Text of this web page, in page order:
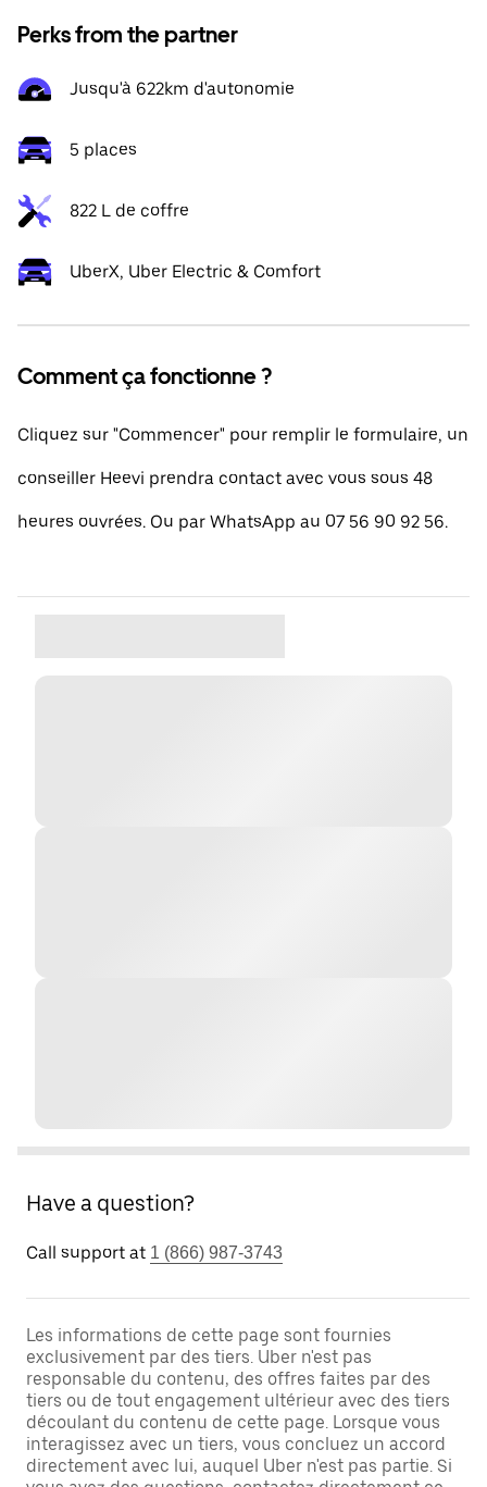
Perks from the partner
Jusqu'à 622km d'autonomie
5 places
822 L de coffre
UberX, Uber Electric & Comfort
Comment ça fonctionne ?
Cliquez sur "Commencer" pour remplir le formulaire, un
conseiller Heevi prendra contact avec vous sous 48
heures ouvrées. Ou par WhatsApp au 07 56 90 92 56.
Have a question?
Call support at 1 (866) 987-3743
Les informations de cette page sont fournies
exclusivement par des tiers. Uber n'est pas
responsable du contenu, des offres faites par des
tiers ou de tout engagement ultérieur avec des tiers
découlant du contenu de cette page. Lorsque vous
interagissez avec un tiers, vous concluez un accord
directement avec lui, auquel Uber n'est pas partie. Si